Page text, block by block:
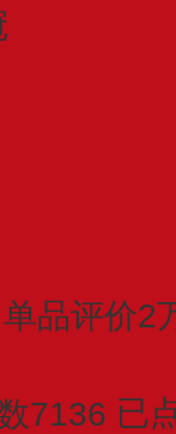
单品评价2
7136 已